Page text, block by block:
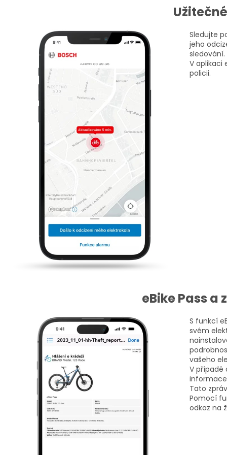
Sledujte
jeho
sledování.
V aplikaci
policii.
eBike Pass a
S funkcí
svém
vašeho
V případě
Tato
Pomocí
odkaz na